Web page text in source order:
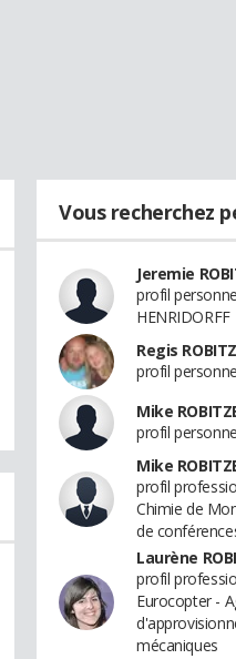
Vous recherchez
Jeremie
profil
HENRIDORFF
Regis
profil
Mike
profil
Mike
profil
Chimie de
de
Laurène
profil
Eurocopter -
mécaniques